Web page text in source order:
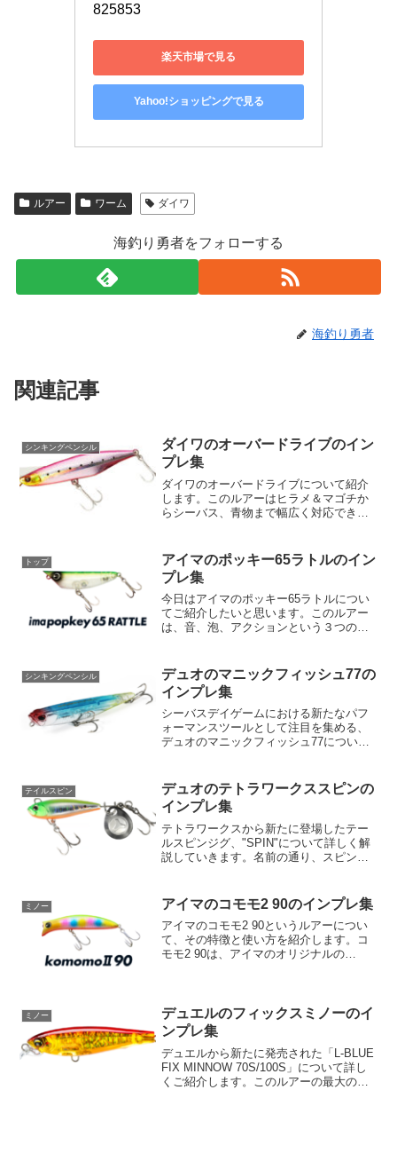
825853
楽天市場で見る
Yahoo!ショッピングで見る
ルアー ワーム ダイワ
海釣り勇者をフォローする
海釣り勇者
関連記事
シンキングペンシル
ダイワのオーバードライブのイン
プレ集
ダイワのオーバードライブについて紹介
します。このルアーはヒラメ＆マゴチか
らシーバス、青物まで幅広く対応できる
れでは詳しく見ていきましょう。オーバ
ードライブには2種類のモ...
トップ
アイマのポッキー65ラトルのイン
プレ集
今日はアイマのポッキー65ラトルについ
てご紹介したいと思います。このルアー
は、音、泡、アクションという３つのア
川、港湾、干潟などのエリアでの釣りに
おすすめです。ポッキー6...
シンキングペンシル
デュオのマニックフィッシュ77の
インプレ集
シーバスデイゲームにおける新たなパフ
ォーマンスツールとして注目を集める、
デュオのマニックフィッシュ77について
ックフィッシュ 77 - 基本スペック長さ：
77mm重量：...
テイルスピン
デュオのテトラワークススピンの
インプレ集
テトラワークスから新たに登場したテー
ルスピンジグ、"SPIN"について詳しく解
説していきます。名前の通り、スピンテ
ており、多彩な状況でその効果を発揮し
ます。このルアーの最...
ミノー アイマのコモモ2 90のインプレ集
アイマのコモモ2 90というルアーについ
て、その特徴と使い方を紹介します。コ
モモ2 90は、アイマのオリジナルの
を通じて扱いやすい...
ミノー
デュエルのフィックスミノーのイ
ンプレ集
デュエルから新たに発売された「L-BLUE
FIX MINNOW 70S/100S」について詳し
くご紹介します。このルアーの最大の特